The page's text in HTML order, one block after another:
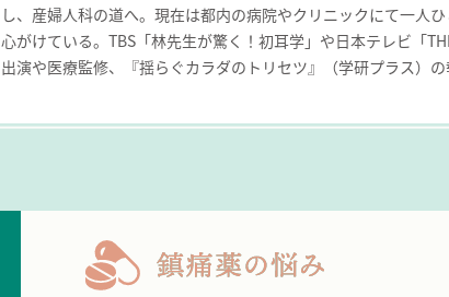
し、産婦人科の道へ。現在は都内の病院やクリニックにて一人
心がけている。TBS「林先生が驚く！初耳学」や日本テレビ「
出演や医療監修、『揺らぐカラダのトリセツ』（学研プラス）
鎮痛薬の悩み 頭痛・